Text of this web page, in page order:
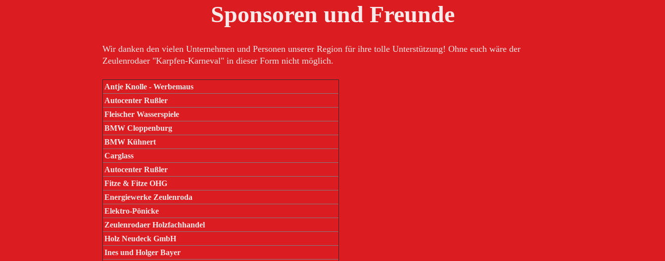
Sponsoren und Freunde
Wir danken den vielen Unternehmen und Personen unserer Region für ihre tolle Unterstützung! Ohne euch wäre der
Zeulenrodaer "Karpfen-Karneval" in dieser Form nicht möglich.
Antje Knolle - Werbemaus
Autocenter Rußler
Fleischer Wasserspiele
BMW Cloppenburg
BMW Kühnert
Carglass
Autocenter Rußler
Fitze & Fitze OHG
Energiewerke Zeulenroda
Elektro-Pönicke
Zeulenrodaer Holzfachhandel
Holz Neudeck GmbH
Ines und Holger Bayer